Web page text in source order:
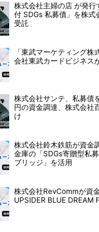
株式会社主婦の店 が発行
付 SDGs 私募債」を株式
受託
「東武マーケティング株
会社東武カードビジネス
株式会社サンテ、私募債
円の資金調達、株式会社
け
株式会社鈴木鉄筋が資金
金庫の「SDGs寄贈型私
ブリッジ」を活用
株式会社RevCommが資
UPSIDER BLUE DREAM